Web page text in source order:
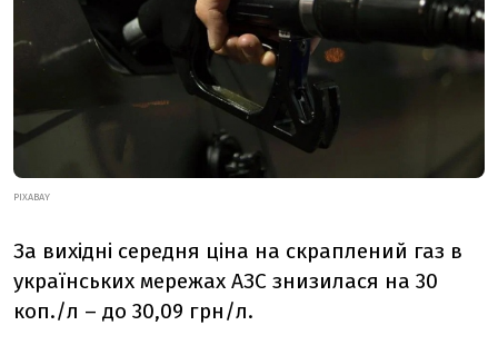
PIXABAY
За вихідні середня ціна на скраплений газ в
українських мережах АЗС знизилася на 30
коп./л – до 30,09 грн/л.